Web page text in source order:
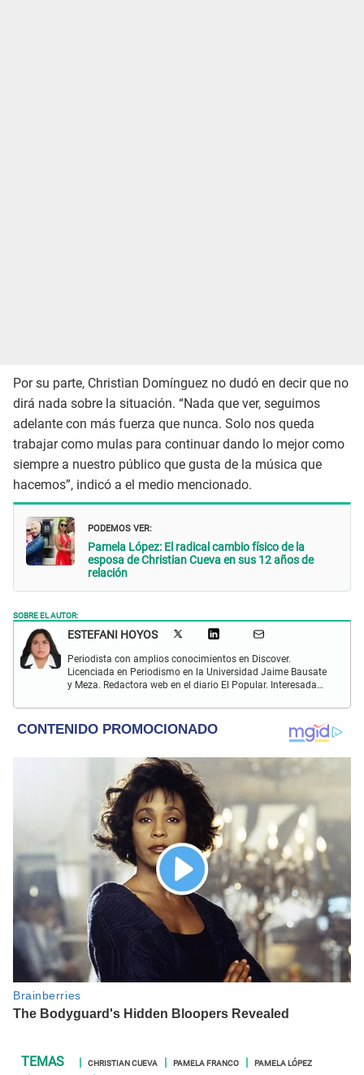
Por su parte, Christian Domínguez no dudó en decir que no
dirá nada sobre la situación. “Nada que ver, seguimos
adelante con más fuerza que nunca. Solo nos queda
trabajar como mulas para continuar dando lo mejor como
siempre a nuestro público que gusta de la música que
hacemos”, indicó a el medio mencionado.
PODEMOS VER:
Pamela López: El radical cambio físico de la
esposa de Christian Cueva en sus 12 años de
relación
SOBRE EL AUTOR:
ESTEFANI HOYOS
Periodista con amplios conocimientos en Discover.
Licenciada en Periodismo en la Universidad Jaime Bausate
y Meza. Redactora web en el diario El Popular. Interesada
internacional; tendencias, películas y series.
CHRISTIAN CUEVA PAMELA FRANCO
PAMELA LÓPEZ